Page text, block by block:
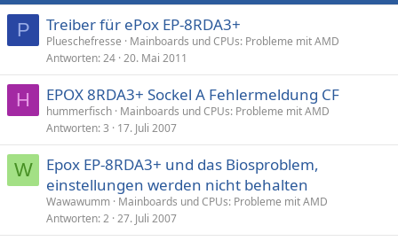
P Treiber für ePox EP-8RDA3+
Plueschefresse
Mainboards und CPUs: Probleme mit AMD
Antworten 24 20. Mai 2011
H EPOX 8RDA3+ Sockel A Fehlermeldung CF
hummerfisch Mainboards und CPUs: Probleme mit AMD
Antworten 3 17. Juli 2007
W
Epox EP-8RDA3+ und das Biosproblem,
einstellungen werden nicht behalten
Wawawumm Mainboards und CPUs: Probleme mit AMD
Antworten 2 27. Juli 2007